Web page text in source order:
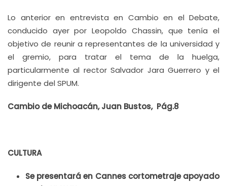
Lo anterior en entrevista en Cambio en el Debate,
conducido ayer por Leopoldo Chassin, que tenía el
objetivo de reunir a representantes de la universidad y
el gremio, para tratar el tema de la huelga,
particularmente al rector Salvador Jara Guerrero y el
dirigente del SPUM.
Cambio de Michoacán, Juan Bustos, Pág.8
CULTURA
Se presentará en Cannes cortometraje apoyado